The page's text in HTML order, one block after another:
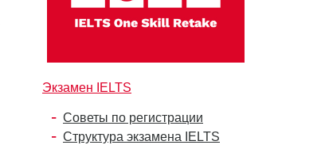
Экзамен IELTS
Советы по регистрации
Структура экзамена IELTS